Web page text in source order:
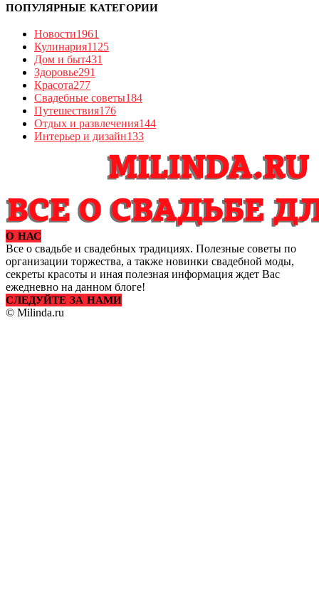
ПОПУЛЯРНЫЕ КАТЕГОРИИ
Новости1961
Кулинария1125
Дом и быт431
Здоровье291
Красота277
Свадебные советы184
Путешествия176
Отдых и развлечения144
Интерьер и дизайн133
О НАС
Все о свадьбе и свадебных традициях. Полезные советы по
организации торжества, а также новинки свадебной моды,
секреты красоты и иная полезная информация ждет Вас
ежедневно на данном блоге!
СЛЕДУЙТЕ ЗА НАМИ
© Milinda.ru